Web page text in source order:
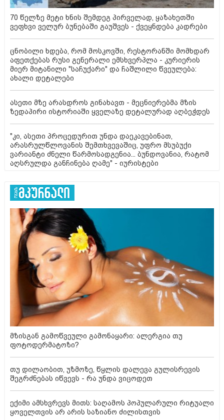
70 წელზე მეტი ხნის შემდეგ პირველად, ყაზახეთში
ვეფხვი ველურ ბუნებაში გაუშვეს - ქვეყნდება კადრები
ცნობილი ხდება, რომ მოსკოვში, რესტორანში მომხდარ
აფეთქებას რუსი გენერალი ემსხვერპლა - კურიერის
მიერ მიტანილი "საჩუქარი" და ჩაშლილი წვეულება:
ახალი დეტალები
ასეთი მზე არასდროს გინახავთ - მეცნიერებმა მზის
ზედაპირი ისტორიაში ყველაზე დეტალურად აღბეჭდეს
"კი, ასეთი პროცედურით უნდა დაეკავებინათ,
არასრულწლოვანის შემთხვევაშიც, უფრო მსუბუქი
ვარიანტი ძნელი წარმოსადგენია... ბუნდოვანია, რატომ
აღსრულდა განჩინება ღამე" - იურისტები
მზისგან გამოწვეული გამონაყარი: ალერგია თუ
ფოტოდერმატოზი?
თუ დილაობით, უზმოზე, წყლის დალევა გულისრევის
შეგრძნებას იწვევს - რა უნდა ვიცოდეთ
ექიმი ამსხვრევს მითს: საღამოს პოპულარული რიტუალი
ყოველთვის არ არის საზიანო ძილისთვის